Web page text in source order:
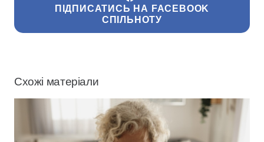
ПІДПИСАТИСЬ НА FACEBOOK
СПІЛЬНОТУ
Схожі матеріали